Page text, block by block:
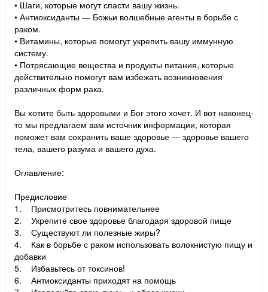
• Шаги, которые могут спасти вашу жизнь.
• Антиоксиданты — Божьи волшебные агенты в борьбе с
раком.
• Витамины, которые помогут укрепить вашу иммунную
систему.
• Потрясающие вещества и продукты питания, которые
действительно помогут вам избежать возникновения
различных форм рака.
Вы хотите быть здоровыми и Бог этого хочет. И вот наконец-
то мы предлагаем вам источник информации, которая
поможет вам сохранить ваше здоровье — здоровье вашего
тела, вашего разума и вашего духа.
Оглавление:
Предисловие
1. Присмотритесь повнимательнее
2. Укрепите свое здоровье благодаря здоровой пище
3. Существуют ли полезные жиры?
4. Как в борьбе с раком использовать волокнистую пищу и
добавки
5. Избавьтесь от токсинов!
6. Антиоксиданты приходят на помощь